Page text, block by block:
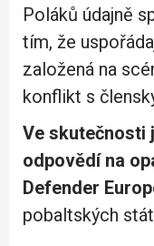
Poláků údajně
tím, že
založená na
konflikt s
Ve skutečnosti
odpovědí na
Defender
pobaltských